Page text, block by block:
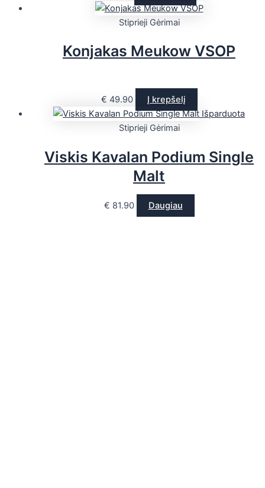
Stiprieji Gėrimai
Konjakas Meukow VSOP
€ 49.90
Į krepšelį
Išparduota
Stiprieji Gėrimai
Viskis Kavalan Podium Single
Malt
€ 81.90 Daugiau